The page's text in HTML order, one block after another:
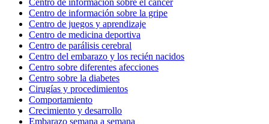
Centro de información sobre el cáncer
Centro de información sobre la gripe
Centro de juegos y aprendizaje
Centro de medicina deportiva
Centro de parálisis cerebral
Centro del embarazo y los recién nacidos
Centro sobre diferentes afecciones
Centro sobre la diabetes
Cirugías y procedimientos
Comportamiento
Crecimiento y desarrollo
Embarazo semana a semana